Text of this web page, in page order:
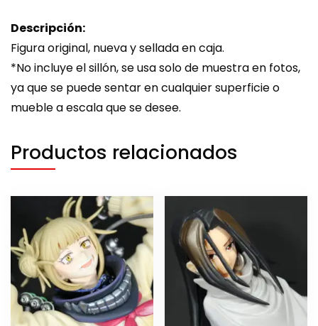
Descripción:
Figura original, nueva y sellada en caja.
*No incluye el sillón, se usa solo de muestra en fotos,
ya que se puede sentar en cualquier superficie o
mueble a escala que se desee.
Productos relacionados